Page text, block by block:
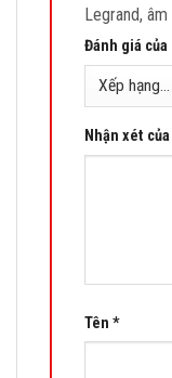
Legrand,
Đánh giá của
Nhận xét của
Tên *